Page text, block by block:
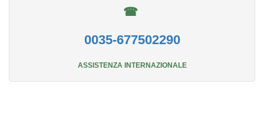
☎
0035-677502290
ASSISTENZA INTERNAZIONALE